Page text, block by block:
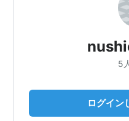
5
ログイン